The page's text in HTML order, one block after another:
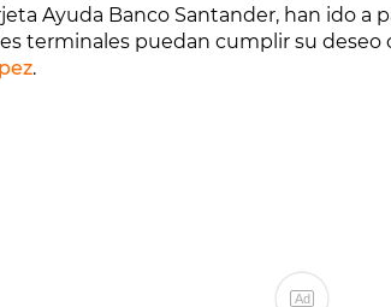
Ayuda Banco Santander, han ido a
terminales puedan cumplir su
.
Ad